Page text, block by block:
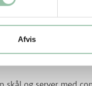
Afvis
til brødet er